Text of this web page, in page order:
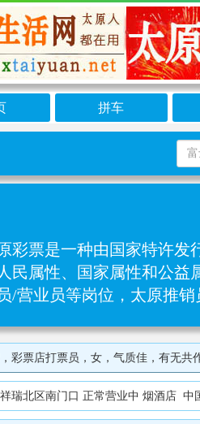
拼车
彩票是一种由国家特许发
民属性、国家属性和公
/营业员等岗位，太原推销
彩票店打票员，女，气质佳，有无共
瑞北区南门口 正常营业中 烟酒店 中